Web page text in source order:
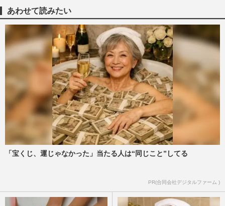
あわせて読みたい
「宝くじ、運じゃなかった」当たる人は“同じこと”してる
PR(合同会社デジタルファーム )